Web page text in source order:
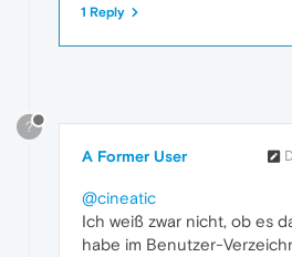
1 Reply
?
A Former User
@cineatic
Ich weiß zwar nicht, ob es
habe im Benutzer-